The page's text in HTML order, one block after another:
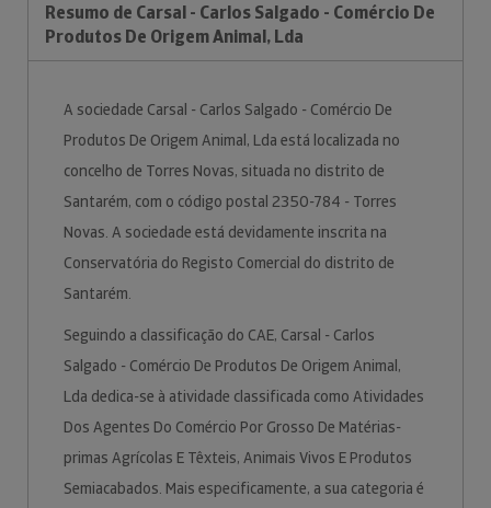
Resumo de Carsal - Carlos Salgado - Comércio De
Produtos De Origem Animal, Lda
A sociedade Carsal - Carlos Salgado - Comércio De
Produtos De Origem Animal, Lda está localizada no
concelho de Torres Novas, situada no distrito de
Santarém, com o código postal 2350-784 - Torres
Novas. A sociedade está devidamente inscrita na
Conservatória do Registo Comercial do distrito de
Santarém.
Seguindo a classificação do CAE, Carsal - Carlos
Salgado - Comércio De Produtos De Origem Animal,
Lda dedica-se à atividade classificada como Atividades
Dos Agentes Do Comércio Por Grosso De Matérias-
primas Agrícolas E Têxteis, Animais Vivos E Produtos
Semiacabados. Mais especificamente, a sua categoria é